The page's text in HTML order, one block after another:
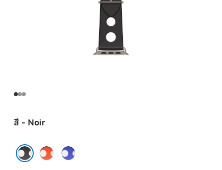
สี - Noir
Orange
Néon
Bleu
Néon